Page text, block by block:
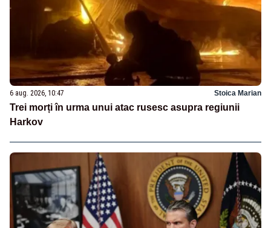
6 aug. 2026, 10:47 Stoica Marian
Trei morți în urma unui atac rusesc asupra regiunii
Harkov